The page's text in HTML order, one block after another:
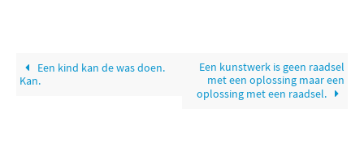
Een kind kan de was doen.
Kan.
Een kunstwerk is geen raadsel
met een oplossing maar een
oplossing met een raadsel.